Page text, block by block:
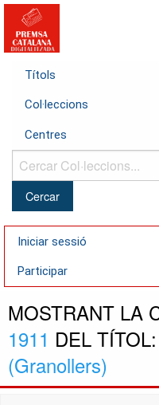
Títols
Col·leccions
Centres
Cercar
Col·leccions...
Iniciar sessió
Participar
MOSTRANT LA
1911 DEL TÍTOL:
(Granollers)